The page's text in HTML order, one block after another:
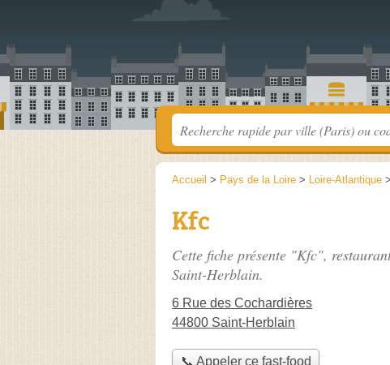
Accueil > Pays de la Loire > Loire-Atlantique >
Kfc
Cette fiche présente "Kfc",
Saint-Herblain.
6 Rue des Cochardières
44800 Saint-Herblain
📞 Appeler ce fast-food